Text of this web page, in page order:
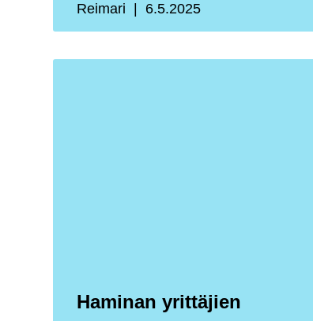
Reimari 6.5.2025
Haminan yrittäjien